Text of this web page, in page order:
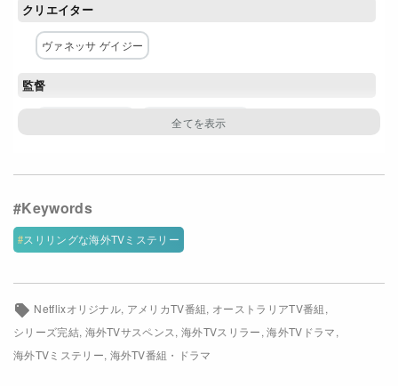
クリエイター
ヴァネッサ ゲイジー
監督
バレリー・ウェイス
主な出演者
カレン・ロビンソン ジョナサン・タッカー
ダニエル・サンジャタ アリ ストローカー
スリリングな海外TVミステリー
Netflixオリジナル アメリカTV番組 オーストラリアTV番組
シリーズ完結 海外TVサスペンス 海外TVスリラー 海外TVドラマ
海外TVミステリー 海外TV番組・ドラマ